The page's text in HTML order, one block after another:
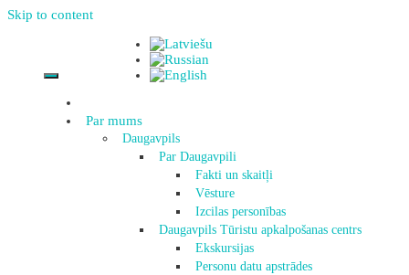
Skip to content
Par mums
Daugavpils
Par Daugavpili
Fakti un skaitļi
Vēsture
Izcilas personības
Daugavpils Tūristu apkalpošanas centrs
Ekskursijas
Personu datu apstrādes